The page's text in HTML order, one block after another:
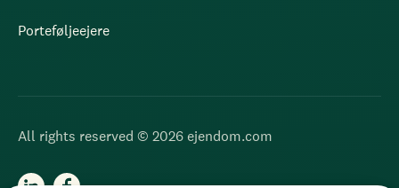
Porteføljeejere
All rights reserved © 2026 ejendom.com